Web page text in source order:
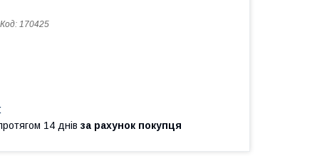
Код: 170425
14 днів за рахунок покупця